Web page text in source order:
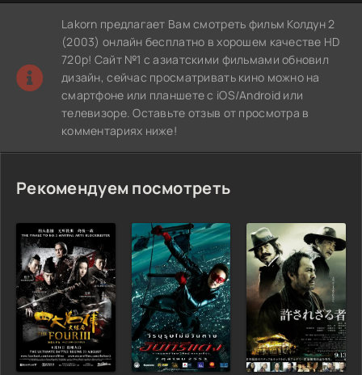
Lakorn предлагает Вам смотреть фильм Колдун 2
(2003) онлайн бесплатно в хорошем качестве HD
720p! Сайт №1 с азиатскими фильмами обновил
дизайн, сейчас просматривать кино можно на
смартфоне или планшете с iOS/Android или
телевизоре. Оставьте отзыв от просмотра в
комментариях ниже!
Рекомендуем посмотреть